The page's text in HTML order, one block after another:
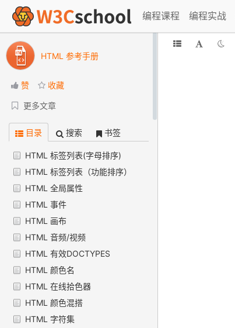
编程课程 编程实战
HTML 参考手册
赞 收藏
更多文章
目录 搜索 书签
HTML 标签列表(字母排序)
HTML 标签列表（功能排序）
HTML 全局属性
HTML 事件
HTML 画布
HTML 音频/视频
HTML 有效DOCTYPES
HTML 颜色名
HTML 在线拾色器
HTML 颜色混搭
HTML 字符集